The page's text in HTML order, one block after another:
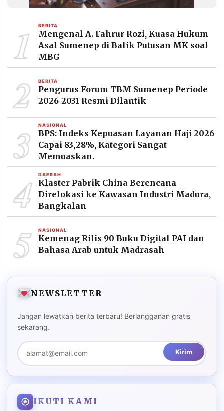
1 BERITA
Mengenal A. Fahrur Rozi, Kuasa Hukum
Asal Sumenep di Balik Putusan MK soal
MBG
2 BERITA
Pengurus Forum TBM Sumenep Periode
2026-2031 Resmi Dilantik
3 NASIONAL
BPS: Indeks Kepuasan Layanan Haji 2026
Capai 83,28%, Kategori Sangat
Memuaskan.
4 DAERAH
Klaster Pabrik China Berencana
Direlokasi ke Kawasan Industri Madura,
Bangkalan
5 NASIONAL
Kemenag Rilis 90 Buku Digital PAI dan
Bahasa Arab untuk Madrasah
NEWSLETTER
Jangan lewatkan berita terbaru! Berlangganan gratis
sekarang.
Kirim
IKUTI KAMI